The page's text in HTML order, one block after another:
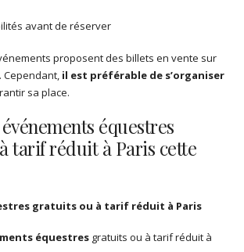
avant de réserver
proposent des billets en vente sur
Cependant, il est préférable de s’organiser
sa place.
équestres
tarif réduit à Paris cette
gratuits ou à tarif réduit à Paris
équestres gratuits ou à tarif réduit à